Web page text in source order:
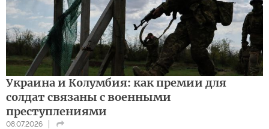
Украина и Колумбия: как премии для
солдат связаны с военными
преступлениями
08.07.2026